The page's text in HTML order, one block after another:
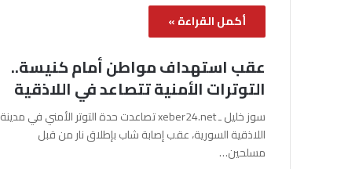
أكمل القراءة »
عقب استهداف مواطن أمام كنيسة..
التوترات الأمنية تتصاعد في اللاذقية
سوز خليل ـ xeber24.net تصاعدت حدة التوتر الأمني في مدينة
اللاذقية السورية، عقب إصابة شاب بإطلاق نار من قبل
مسلحين…